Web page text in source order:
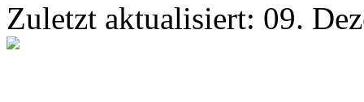
Zuletzt aktualisiert: 09.